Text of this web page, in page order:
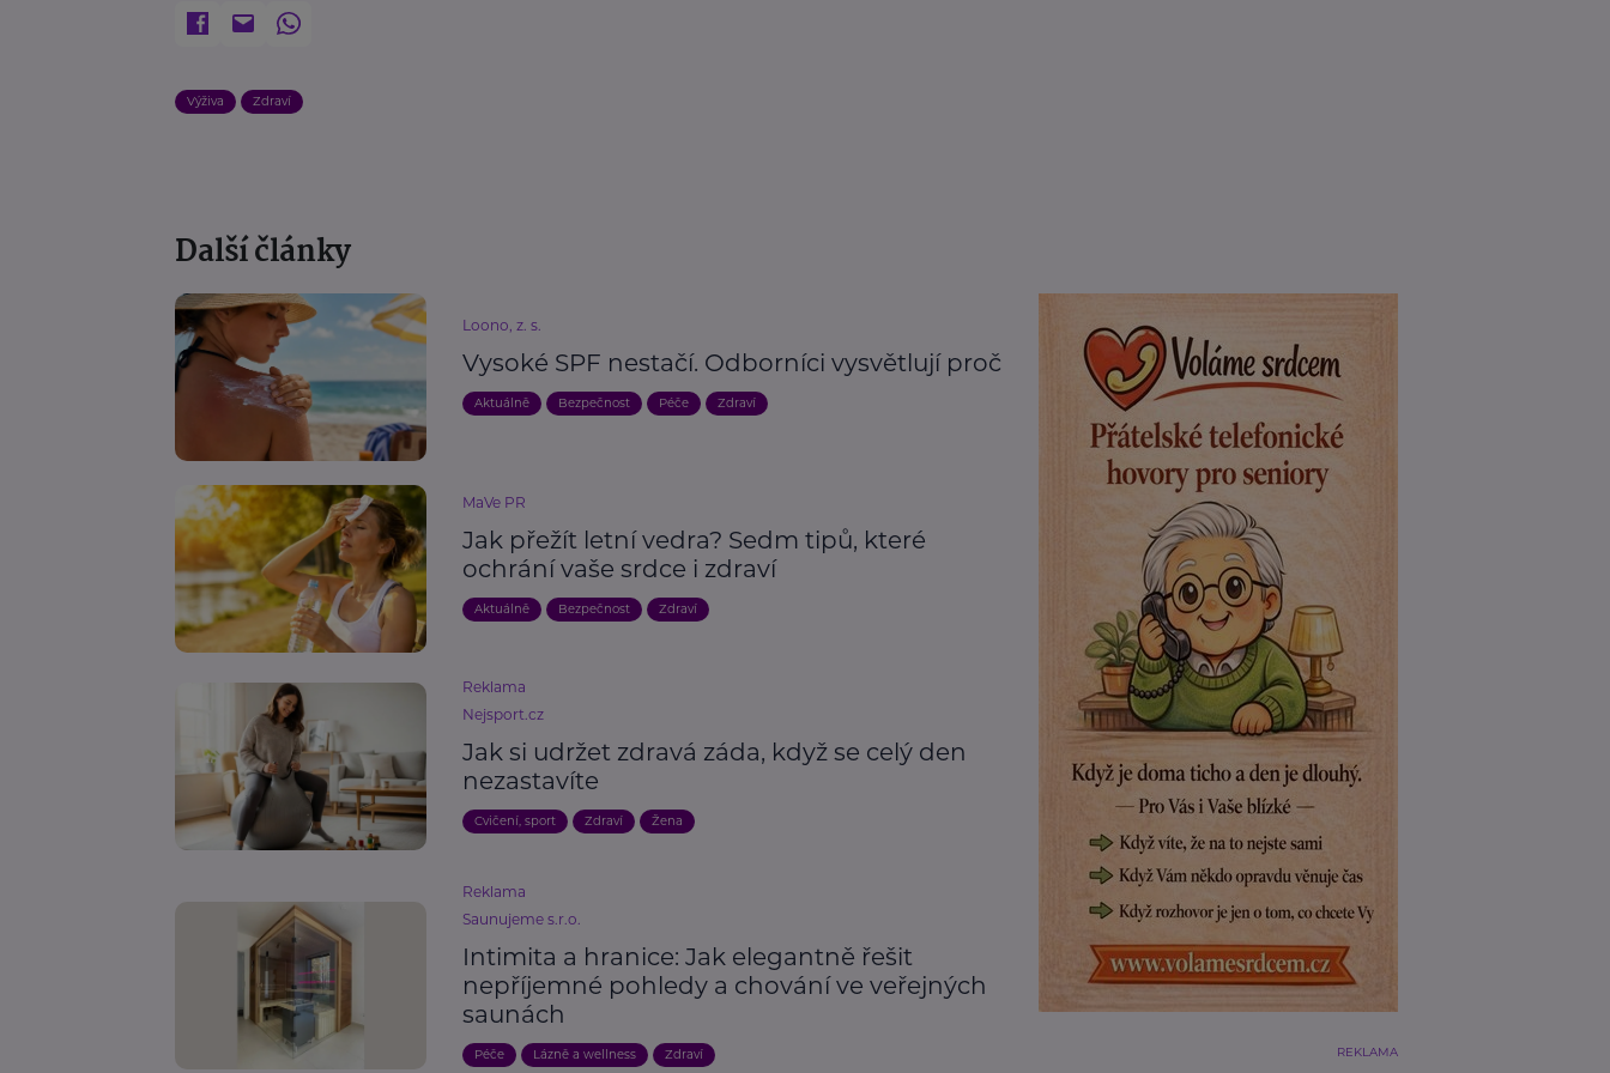
Výživa Zdraví
Další články
Loono, z. s.
Vysoké SPF nestačí. Odborníci vysvětlují proč
Aktuálně Bezpečnost Péče Zdraví
MaVe PR
Jak přežít letní vedra? Sedm tipů, které
ochrání vaše srdce i zdraví
Aktuálně Bezpečnost Zdraví
Reklama
Nejsport.cz
Jak si udržet zdravá záda, když se celý den
nezastavíte
Cvičení, sport Zdraví Žena
Reklama
Saunujeme s.r.o.
Intimita a hranice: Jak elegantně řešit
nepříjemné pohledy a chování ve veřejných
saunách
Péče Lázně a wellness Zdraví REKLAMA